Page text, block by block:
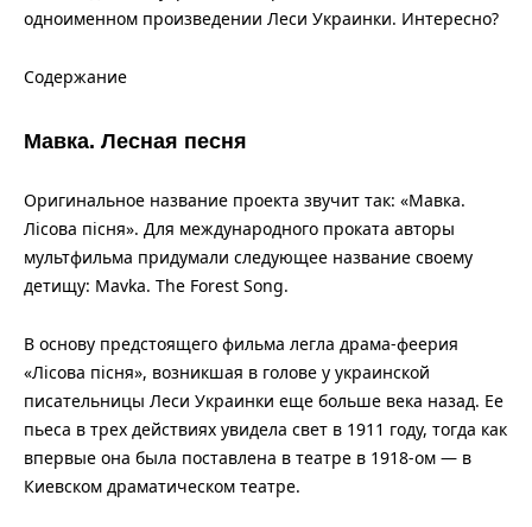
одноименном произведении Леси Украинки. Интересно?
Содержание
Мавка. Лесная песня
Оригинальное название проекта звучит так: «Мавка.
Лісова пісня». Для международного проката авторы
мультфильма придумали следующее название своему
детищу: Mavka. The Forest Song.
В основу предстоящего фильма легла драма-феерия
«Лісова пісня», возникшая в голове у украинской
писательницы Леси Украинки еще больше века назад. Ее
пьеса в трех действиях увидела свет в 1911 году, тогда как
впервые она была поставлена в театре в 1918-ом — в
Киевском драматическом театре.